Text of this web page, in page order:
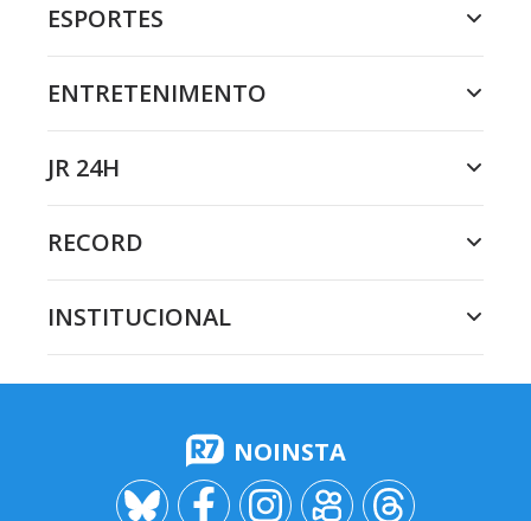
ESPORTES
ENTRETENIMENTO
JR 24H
RECORD
INSTITUCIONAL
NOINSTA